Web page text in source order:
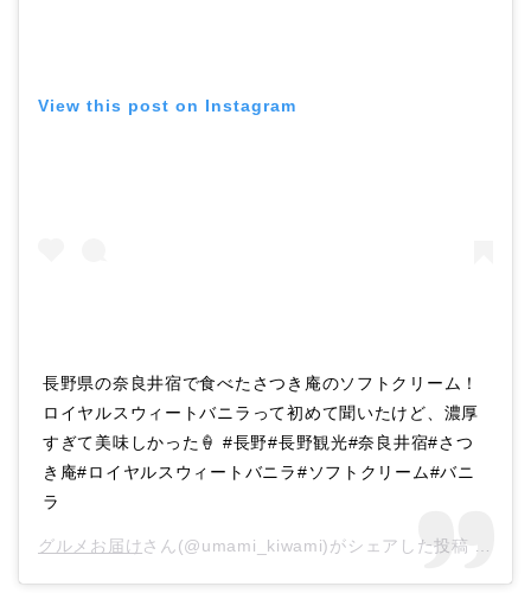
View this post on Instagram
長野県の奈良井宿で食べたさつき庵のソフトクリーム！
ロイヤルスウィートバニラって初めて聞いたけど、濃厚
すぎて美味しかった🍦 #長野#長野観光#奈良井宿#さつ
き庵#ロイヤルスウィートバニラ#ソフトクリーム#バニ
ラ
グルメお届けさん(@umami_kiwami)がシェアした投稿 –